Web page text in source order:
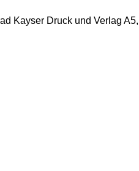
Kayser Druck und Verlag